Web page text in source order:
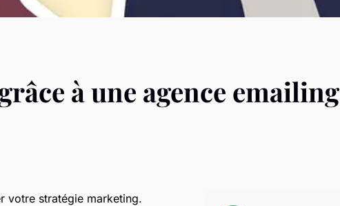
à une agence emailing
votre stratégie marketing.